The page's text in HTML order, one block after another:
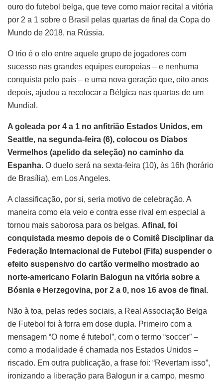
ouro do futebol belga, que teve como maior recital a vitória
por 2 a 1 sobre o Brasil pelas quartas de final da Copa do
Mundo de 2018, na Rússia.
O trio é o elo entre aquele grupo de jogadores com
sucesso nas grandes equipes europeias – e nenhuma
conquista pelo país – e uma nova geração que, oito anos
depois, ajudou a recolocar a Bélgica nas quartas de um
Mundial.
A goleada por 4 a 1 no anfitrião Estados Unidos, em
Seattle, na segunda-feira (6), colocou os Diabos
Vermelhos (apelido da seleção) no caminho da
Espanha. O duelo será na sexta-feira (10), às 16h (horário
de Brasília), em Los Angeles.
A classificação, por si, seria motivo de celebração. A
maneira como ela veio e contra esse rival em especial a
tornou mais saborosa para os belgas. Afinal, foi
conquistada mesmo depois de o Comitê Disciplinar da
Federação Internacional de Futebol (Fifa) suspender o
efeito suspensivo do cartão vermelho mostrado ao
norte-americano Folarin Balogun na vitória sobre a
Bósnia e Herzegovina, por 2 a 0, nos 16 avos de final.
Não à toa, pelas redes sociais, a Real Associação Belga
de Futebol foi à forra em dose dupla. Primeiro com a
mensagem “O nome é futebol”, com o termo “soccer” –
como a modalidade é chamada nos Estados Unidos –
riscado. Em outra publicação, a frase foi: “Revertam isso”,
ironizando a liberação para Balogun ir a campo, mesmo